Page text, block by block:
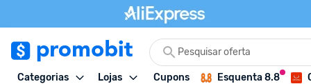
Categorias Lojas Cupons Esquenta 8.8